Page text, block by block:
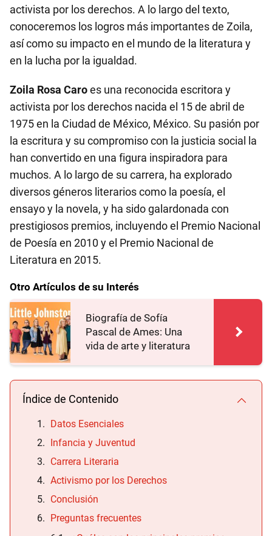
activista por los derechos. A lo largo del texto,
conoceremos los logros más importantes de Zoila,
así como su impacto en el mundo de la literatura y
en la lucha por la igualdad.
Zoila Rosa Caroes una reconocida escritora y
activista por los derechos nacida el 15 de abril de
1975 en la Ciudad de México, México. Su pasión por
la escritura y su compromiso con la justicia social la
han convertido en una figura inspiradora para
muchos. A lo largo de su carrera, ha explorado
diversos géneros literarios como la poesía, el
ensayo y la novela, y ha sido galardonada con
prestigiosos premios, incluyendo el Premio Nacional
de Poesía en 2010 y el Premio Nacional de
Literatura en 2015.
Otro Artículos de su Interés
Biografía de Sofía
Pascal de Ames: Una
vida de arte y literatura
Índice de Contenido
Datos Esenciales
Infancia y Juventud
Carrera Literaria
Activismo por los Derechos
Conclusión
Preguntas frecuentes